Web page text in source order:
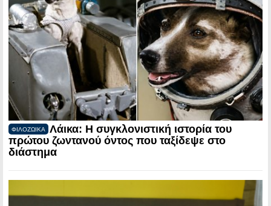
ΦΙΛΟΖΩΙΚΑ
Λάικα: Η συγκλονιστική ιστορία του
πρώτου ζωντανού όντος που ταξίδεψε στο
διάστημα